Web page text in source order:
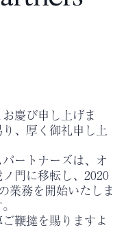
慶び申し上げま
、厚く御礼申し上
ートナーズは、オ
門に移転し、2020
業務を開始いたしま
鞭撻を賜りますよ